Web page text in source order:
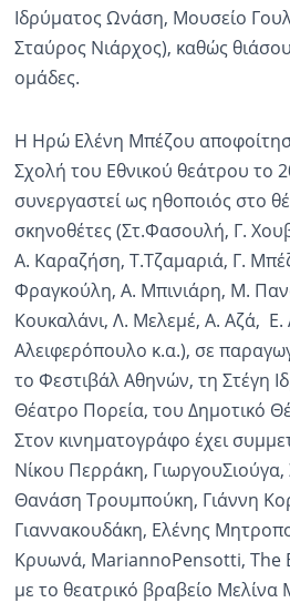
Ιδρύματος Ωνάση, Μουσείο
Σταύρος Νιάρχος), καθώς
ομάδες.
Η Ηρώ Ελένη Μπέζου
Σχολή του Εθνικού θεάτρου το
συνεργαστεί ως ηθοποιός στο
σκηνοθέτες (Στ.Φασουλή, Γ.
Α. Καραζήση, Τ.Τζαμαριά, Γ.
Φραγκούλη, Α. Μπινιάρη, Μ.
Κουκαλάνι, Λ. Μελεμέ, Α. Αζά, Ε.
Αλειφερόπουλο κ.α.), σε
το Φεστιβάλ Αθηνών, τη Στέγη
Θέατρο Πορεία, του Δημοτικό
Στον κινηματογράφο έχει
Νίκου Περράκη,
Θανάση Τρουμπούκη, Γιάννη
Γιαννακουδάκη, Ελένης
Κρυωνά, MariannoPensotti, The
με το θεατρικό βραβείο